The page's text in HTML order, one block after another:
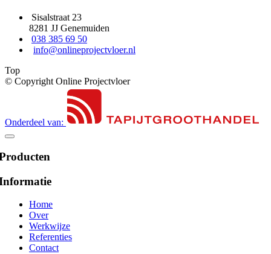
Sisalstraat 23
8281 JJ Genemuiden
038 385 69 50
info@onlineprojectvloer.nl
Top
© Copyright Online Projectvloer
Onderdeel van:
Home
Over
Werkwijze
Referenties
Contact